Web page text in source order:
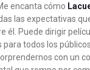
encanta cómo
las expectativas
él. Puede dirigir
para todos los
con un